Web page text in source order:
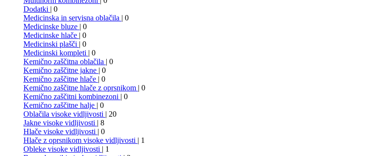
Dodatki | 0
Medicinska in servisna oblačila | 0
Medicinske bluze | 0
Medicinske hlače | 0
Medicinski plašči | 0
Medicinski kompleti | 0
Kemično zaščitna oblačila | 0
Kemično zaščitne jakne | 0
Kemično zaščitne hlače | 0
Kemično zaščitne hlače z oprsnikom | 0
Kemično zaščitni kombinezoni | 0
Kemično zaščitne halje | 0
Oblačila visoke vidljivosti | 20
Jakne visoke vidljivosti | 8
Hlače visoke vidljivosti | 0
Hlače z oprsnikom visoke vidljivosti | 1
Obleke visoke vidljivosti | 1